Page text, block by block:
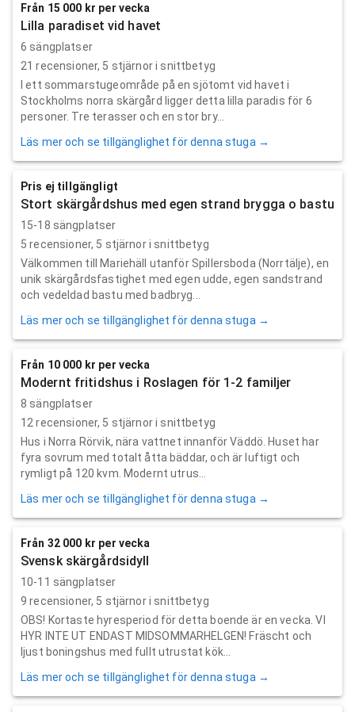
Från 15 000 kr per vecka
Lilla paradiset vid havet
6 sängplatser
21 recensioner, 5 stjärnor i snittbetyg
I ett sommarstugeområde på en sjötomt vid havet i
Stockholms norra skärgård ligger detta lilla paradis för 6
personer. Tre terasser och en stor bry...
Läs mer och se tillgänglighet för denna stuga →
Pris ej tillgängligt
Stort skärgårdshus med egen strand brygga o bastu
15-18 sängplatser
5 recensioner, 5 stjärnor i snittbetyg
Välkommen till Mariehäll utanför Spillersboda (Norrtälje), en
unik skärgårdsfastighet med egen udde, egen sandstrand
och vedeldad bastu med badbryg...
Läs mer och se tillgänglighet för denna stuga →
Från 10 000 kr per vecka
Modernt fritidshus i Roslagen för 1-2 familjer
8 sängplatser
12 recensioner, 5 stjärnor i snittbetyg
Hus i Norra Rörvik, nära vattnet innanför Väddö. Huset har
fyra sovrum med totalt åtta bäddar, och är luftigt och
rymligt på 120 kvm. Modernt utrus...
Läs mer och se tillgänglighet för denna stuga →
Från 32 000 kr per vecka
Svensk skärgårdsidyll
10-11 sängplatser
9 recensioner, 5 stjärnor i snittbetyg
OBS! Kortaste hyresperiod för detta boende är en vecka. VI
HYR INTE UT ENDAST MIDSOMMARHELGEN! Fräscht och
ljust boningshus med fullt utrustat kök...
Läs mer och se tillgänglighet för denna stuga →